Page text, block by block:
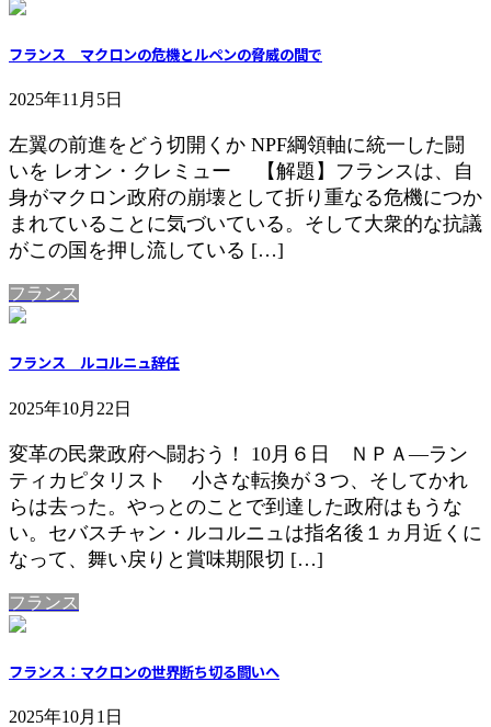
フランス マクロンの危機とルペンの脅威の間で
2025年11月5日
左翼の前進をどう切開くか NPF綱領軸に統一した闘
いを レオン・クレミュー 【解題】フランスは、自
身がマクロン政府の崩壊として折り重なる危機につか
まれていることに気づいている。そして大衆的な抗議
がこの国を押し流している […]
フランス
フランス ルコルニュ辞任
2025年10月22日
変革の民衆政府へ闘おう！ 10月６日 ＮＰＡ―ラン
ティカピタリスト 小さな転換が３つ、そしてかれ
らは去った。やっとのことで到達した政府はもうな
い。セバスチャン・ルコルニュは指名後１ヵ月近くに
なって、舞い戻りと賞味期限切 […]
フランス
フランス：マクロンの世界断ち切る闘いへ
2025年10月1日